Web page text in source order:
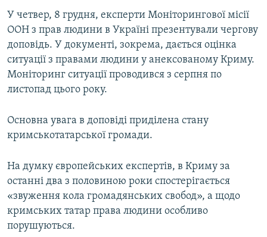
У четвер, 8 грудня, експерти Моніторингової місії
ООН з прав людини в Україні презентували чергову
доповідь. У документі, зокрема, дається оцінка
ситуації з правами людини у анексованому Криму.
Моніторинг ситуації проводився з серпня по
листопад цього року.
Основна увага в доповіді приділена стану
кримськотатарської громади.
На думку європейських експертів, в Криму за
останні два з половиною роки спостерігається
«звуження кола громадянських свобод», а щодо
кримських татар права людини особливо
порушуються.